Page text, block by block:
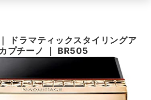
ドラマティックスタイリングア
プチーノ
BR505